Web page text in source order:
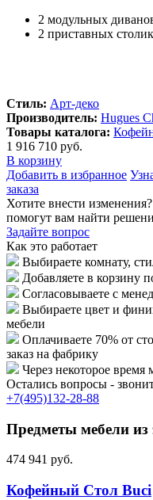
2 модульных
2 приставных
Стиль: Арт-деко
Производитель: Hugues
Товары каталога:
1 916 710 руб.
В корзину
Добавить в избранное
заказа
Хотите внести
помогут вам найти
Задайте вопрос
Как это работает
Выбираете комнату,
Добавляете в корзину
Согласовываете с
Выбираете цвет и
мебели
Оплачиваете 70% от
заказ на фабрику
Через некоторое
Остались вопросы -
+7(495)132-28-88
Предметы мебели из
474 941 руб.
Кофейный Стол Buci